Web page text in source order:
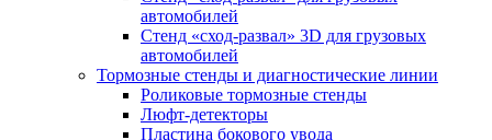
автомобилей
Стенд «сход-развал» 3D для грузовых
автомобилей
Тормозные стенды и диагностические линии
Роликовые тормозные стенды
Люфт-детекторы
Пластина бокового увода